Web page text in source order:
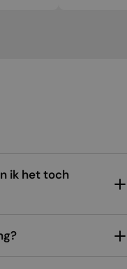
ik het toch